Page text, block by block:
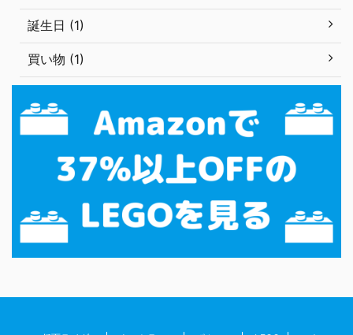
誕生日 (1)
買い物 (1)